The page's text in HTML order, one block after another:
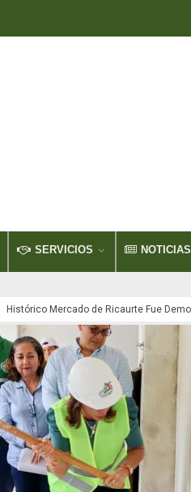
SERVICIOS NOTICIAS
Histórico Mercado de Ricaurte Fue